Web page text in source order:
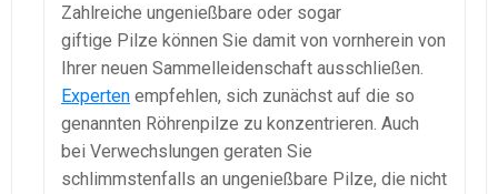
Zahlreiche ungenießbare oder sogar
giftige Pilze können Sie damit von vornherein von
Ihrer neuen Sammelleidenschaft ausschließen.
Experten empfehlen, sich zunächst auf die so
genannten Röhrenpilze zu konzentrieren. Auch
bei Verwechslungen geraten Sie
schlimmstenfalls an ungenießbare Pilze, die nicht